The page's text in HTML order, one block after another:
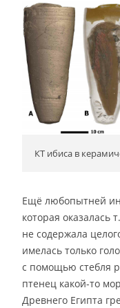
КТ ибиса в
Ещё любопытней
которая оказалась
не содержала
имелась только
с помощью стебля
птенец какой-то
Древнего Египта